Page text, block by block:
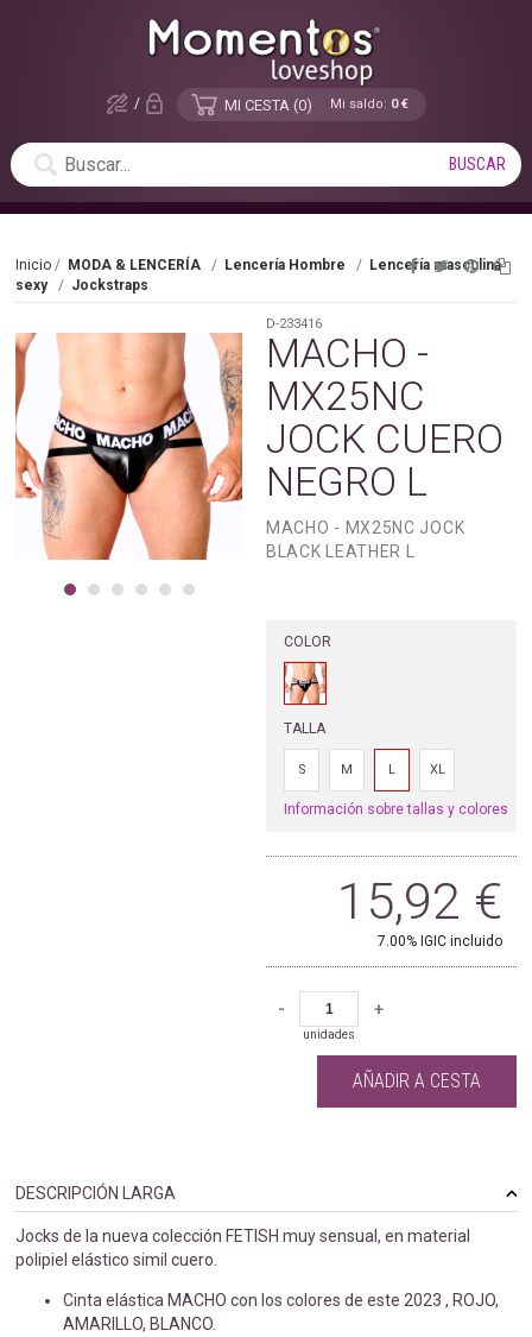
/ MI CESTA 0 Mi saldo: 0 €
Inicio MODA & LENCERÍA Lencería Hombre
Lencería masculina
sexy
Jockstraps
D-233416
MACHO -
MX25NC
JOCK CUERO
NEGRO L
MACHO - MX25NC JOCK
BLACK LEATHER L
COLOR
TALLA
S M L XL
Información sobre tallas y colores
15,92 €
7.00% IGIC incluido
-
unidades
+
AÑADIR A CESTA
DESCRIPCIÓN LARGA
Jocks de la nueva colección FETISH muy sensual, en material
polipiel elástico simil cuero.
Cinta elástica MACHO con los colores de este 2023 , ROJO,
AMARILLO, BLANCO.